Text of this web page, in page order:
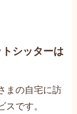
シッターは
まの自宅に訪
です。